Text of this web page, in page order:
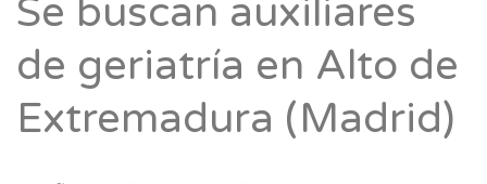
Se buscan auxiliares
de geriatría en Alto de
Extremadura (Madrid)